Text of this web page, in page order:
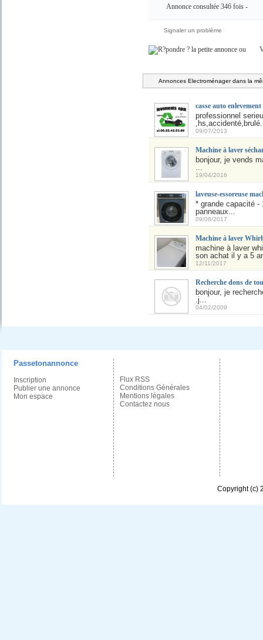
Annonce consultée 346 fois -
Signaler un problème
ou
Annonces Electroménager dans la
casse auto
professionnel
09/07/2013
Machine à laver
bonjour, je vends
...
19/04/2016
laveuse-essoreuse
* grande capacité -
panneaux...
09/08/2017
Machine à laver
machine à laver
son achat il y a 5
12/11/2017
Recherche dons de
bonjour, je
.j...
04/02/2009
Passetonannonce
Inscription
Publier une annonce
Mon espace
Flux RSS
Conditions Générales
Mentions légales
Contactez nous
Copyright (c)